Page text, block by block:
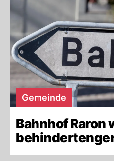
Gemeinde
Bahnhof